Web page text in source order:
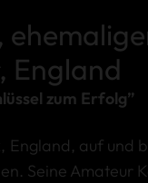
England
zum Erfolg”
England, auf und
Seine Amateur